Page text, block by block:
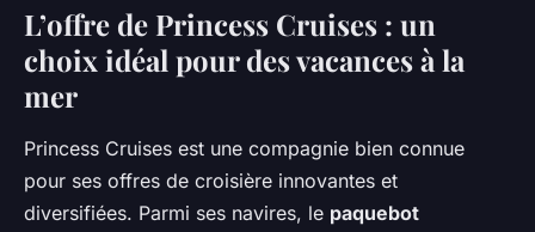
L’offre de Princess Cruises : un
choix idéal pour des vacances à la
mer
Princess Cruises est une compagnie bien connue
pour ses offres de croisière innovantes et
diversifiées. Parmi ses navires, le paquebot